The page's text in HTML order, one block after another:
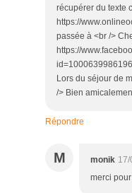
récupérer du texte
https://
passée à <br />
https://
Lors du séjour de
/> Bien
Répondre
M monik
merci